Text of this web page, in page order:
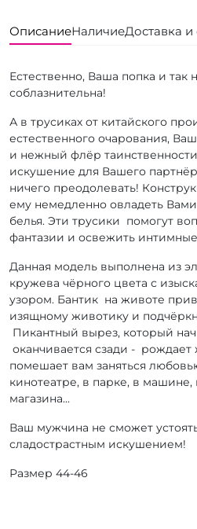
ОписаниеНаличиеДоставка и
Естественно, Ваша попка и так
соблазнительна!
А в трусиках от китайского
естественного очарования,
и нежный флёр
искушение для Вашего
ничего преодолевать!
ему немедленно овладеть
белья. Эти трусики помогут
фантазии и освежить
Данная модель выполнена из
кружева чёрного цвета с
узором. Бантик на животе
изящному животику и
Пикантный вырез, который
оканчивается сзади - рождает
помешает вам заняться
кинотеатре, в парке, в
магазина...
Ваш мужчина не сможет
сладострастным искушением!
Размер 44-46